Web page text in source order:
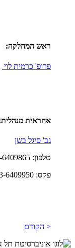
ראש המחלקה:
פרופ' כרמית לוי
אחראית
גב' סיגל בשן
טלפון: 03-6409865
פקס: 03-6409950
< הקודם